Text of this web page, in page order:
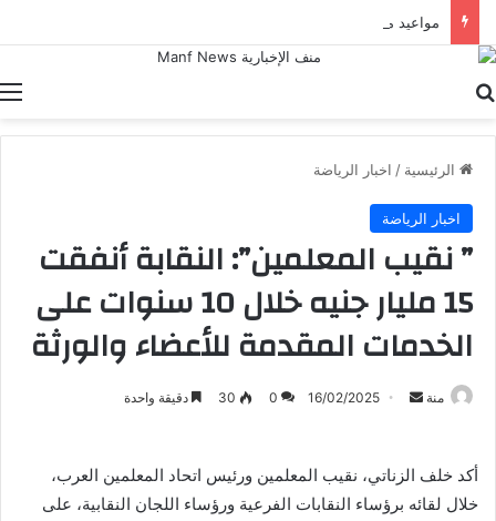
مواعيد مباريات اليوم الإثنين في دوريات أوروبا
الرئيسية / اخبار الرياضة
اخبار الرياضة
” نقيب المعلمين”: النقابة أنفقت
15 مليار جنيه خلال 10 سنوات على
الخدمات المقدمة للأعضاء والورثة
منة
أرسل 16/02/2025
0
30 دقيقة واحدة
أكد خلف الزناتي، نقيب المعلمين ورئيس اتحاد المعلمين العرب،
خلال لقائه برؤساء النقابات الفرعية ورؤساء اللجان النقابية، على